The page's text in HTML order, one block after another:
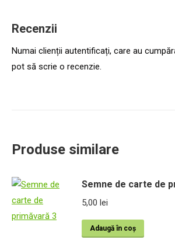
Recenzii
Numai clienții autentificați, care au
pot să scrie o recenzie.
Produse similare
Semne de carte de
5,00 lei
Adaugă în coș